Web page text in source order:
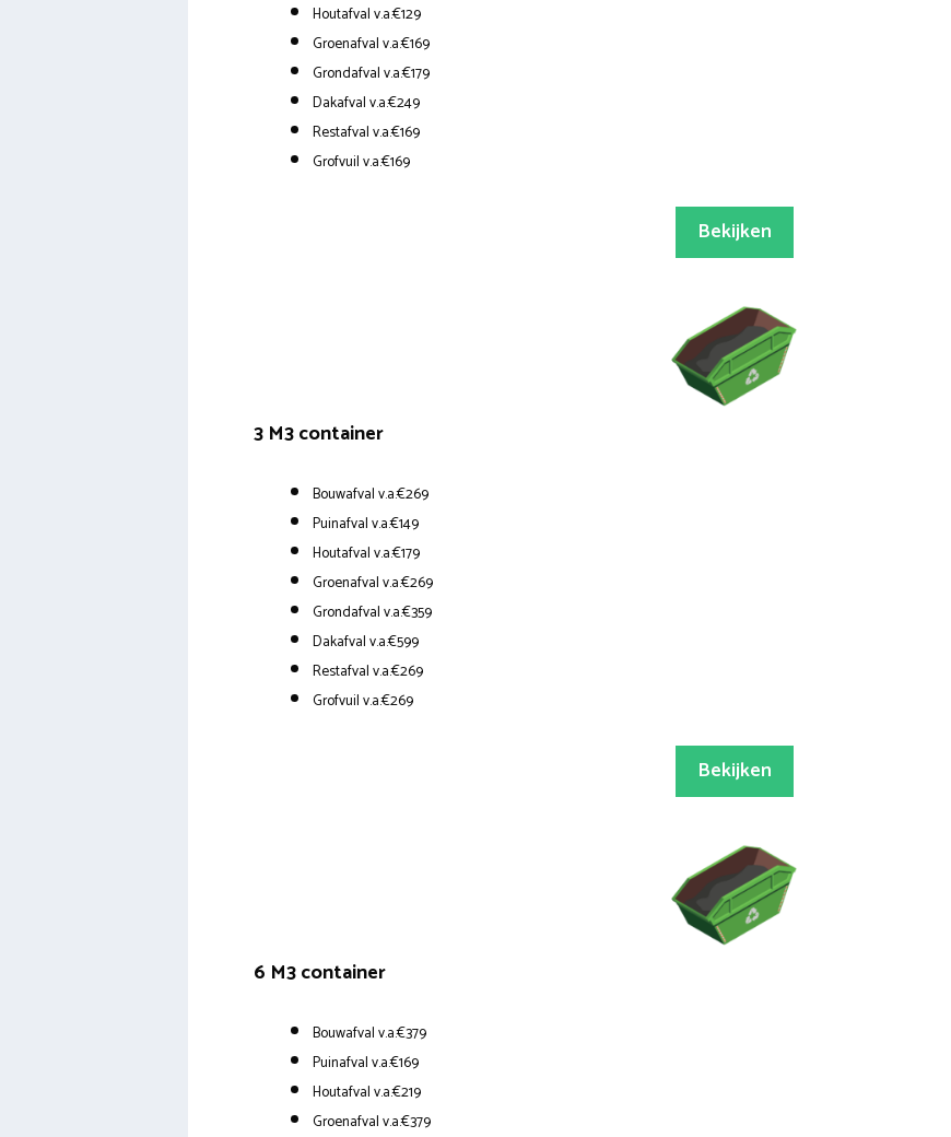
Houtafval v.a.€129
Groenafval v.a.€169
Grondafval v.a.€179
Dakafval v.a.€249
Restafval v.a.€169
Grofvuil v.a.€169
Bekijken
3 M3 container
Bouwafval v.a.€269
Puinafval v.a.€149
Houtafval v.a.€179
Groenafval v.a.€269
Grondafval v.a.€359
Dakafval v.a.€599
Restafval v.a.€269
Grofvuil v.a.€269
Bekijken
6 M3 container
Bouwafval v.a.€379
Puinafval v.a.€169
Houtafval v.a.€219
Groenafval v.a.€379